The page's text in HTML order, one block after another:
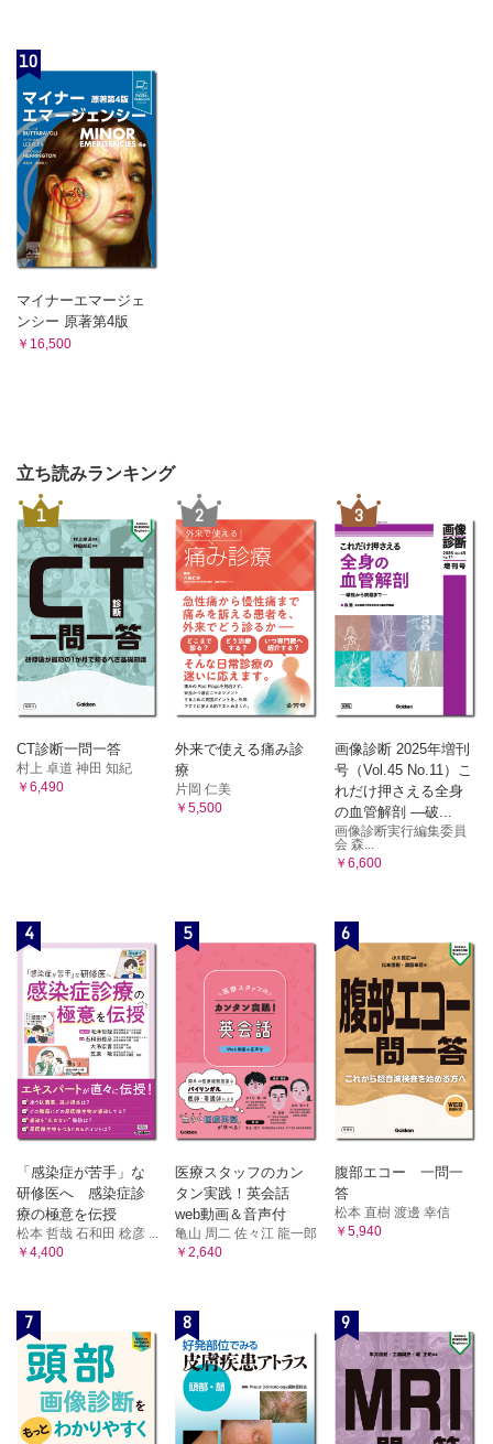
10
マイナーエマージェ
ンシー 原著第4版
￥16,500
立ち読みランキング
1
CT診断一問一答
村上 卓道 神田 知紀
￥6,490
2
外来で使える痛み診
療
片岡 仁美
￥5,500
3
画像診断 2025年増刊
号（Vol.45 No.11）こ
れだけ押さえる全身
の血管解剖 ―破...
画像診断実行編集委員
会 森...
￥6,600
4
「感染症が苦手」な
研修医へ 感染症診
療の極意を伝授
松本 哲哉 石和田 稔彦 ...
￥4,400
5
医療スタッフのカン
タン実践！英会話
web動画＆音声付
亀山 周二 佐々江 龍一郎
￥2,640
6
腹部エコー 一問一
答
松本 直樹 渡邊 幸信
￥5,940
7 8 9